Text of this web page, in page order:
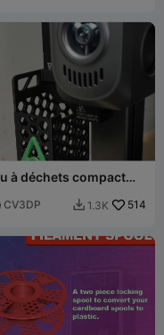
à déchets compact
Hi
CV3DP  1.3K 514